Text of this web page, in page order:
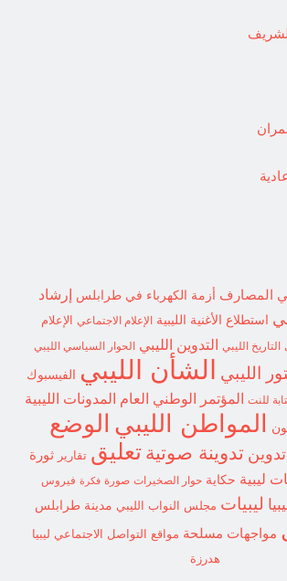
المصارف أزمة الكهرباء في طرابلس إرشاد
استطلاع الأغنية الليبية الإعلام الاجتماعي
الإعلام
التاريخ الليبي التدوين الليبي الحوار السياسي الليبي
الليبي الشأن الليبي الفيسبوك
للنت المؤتمر الوطني العام المدونات الليبية
المواطن الليبي الوضع
تدوين تدوينة صوتية تعليق تقارير
ثورة
ليبية حكاية حوار الصخيرات صورة فكرة فيروس
ليبيات مجلس النواب الليبي مدينة طرابلس
مواجهات مسلحة مواقع التواصل الاجتماعي ليبيا
هدرزة